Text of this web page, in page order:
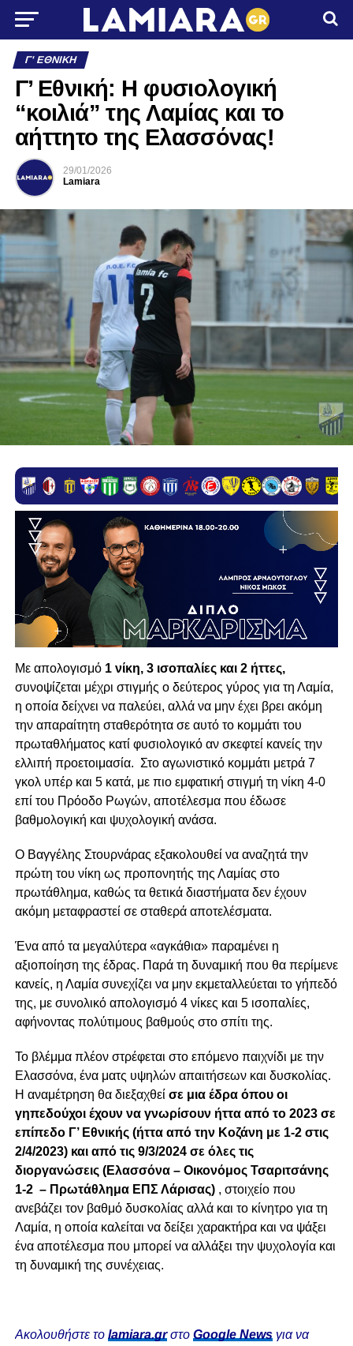
Γ' ΕΘΝΙΚΉ
Γ’ Εθνική: Η φυσιολογική
“κοιλιά” της Λαμίας και το
αήττητο της Ελασσόνας!
29/01/2026
Lamiara
Με απολογισμό 1 νίκη, 3 ισοπαλίες και 2 ήττες,
συνοψίζεται μέχρι στιγμής ο δεύτερος γύρος για τη Λαμία,
η οποία δείχνει να παλεύει, αλλά να μην έχει βρει ακόμη
την απαραίτητη σταθερότητα σε αυτό το κομμάτι του
πρωταθλήματος κατί φυσιολογικό αν σκεφτεί κανείς την
ελλιπή προετοιμασία. Στο αγωνιστικό κομμάτι μετρά 7
γκολ υπέρ και 5 κατά, με πιο εμφατική στιγμή τη νίκη 4-0
επί του Πρόοδο Ρωγών, αποτέλεσμα που έδωσε
βαθμολογική και ψυχολογική ανάσα.
Ο Βαγγέλης Στουρνάρας εξακολουθεί να αναζητά την
πρώτη του νίκη ως προπονητής της Λαμίας στο
πρωτάθλημα, καθώς τα θετικά διαστήματα δεν έχουν
ακόμη μεταφραστεί σε σταθερά αποτελέσματα.
Ένα από τα μεγαλύτερα «αγκάθια» παραμένει η
αξιοποίηση της έδρας. Παρά τη δυναμική που θα περίμενε
κανείς, η Λαμία συνεχίζει να μην εκμεταλλεύεται το γήπεδό
της, με συνολικό απολογισμό 4 νίκες και 5 ισοπαλίες,
αφήνοντας πολύτιμους βαθμούς στο σπίτι της.
Το βλέμμα πλέον στρέφεται στο επόμενο παιχνίδι με την
Ελασσόνα, ένα ματς υψηλών απαιτήσεων και δυσκολίας.
Η αναμέτρηση θα διεξαχθεί σε μια έδρα όπου οι
γηπεδούχοι έχουν να γνωρίσουν ήττα από το 2023 σε
επίπεδο Γ’ Εθνικής (ήττα από την Κοζάνη με 1-2 στις
2/4/2023) και από τις 9/3/2024 σε όλες τις
διοργανώσεις (Ελασσόνα – Οικονόμος Τσαριτσάνης
1-2 – Πρωτάθλημα ΕΠΣ Λάρισας), στοιχείο που
ανεβάζει τον βαθμό δυσκολίας αλλά και το κίνητρο για τη
Λαμία, η οποία καλείται να δείξει χαρακτήρα και να ψάξει
ένα αποτέλεσμα που μπορεί να αλλάξει την ψυχολογία και
τη δυναμική της συνέχειας.
Ακολουθήστε το lamiara.grστο Google Newsγια να